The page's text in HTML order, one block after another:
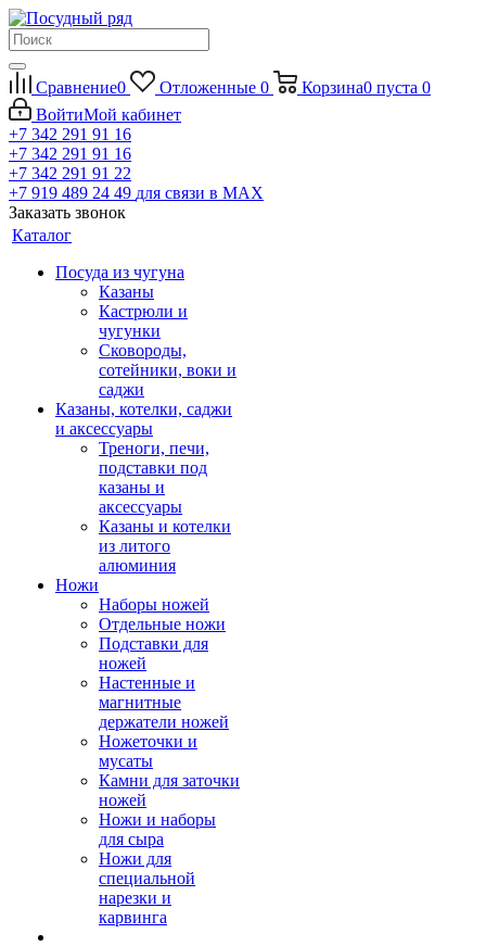
Сравнение0 Отложенные 0 Корзина0 пуста 0
ВойтиМой кабинет
+7 342 291 91 16
+7 342 291 91 16
+7 342 291 91 22
+7 919 489 24 49 для связи в МАХ
Заказать звонок
Каталог
Посуда из чугуна
Казаны
Кастрюли и
чугунки
Сковороды,
сотейники, воки и
саджи
Казаны, котелки, саджи
и аксессуары
Треноги, печи,
подставки под
казаны и
аксессуары
Казаны и котелки
из литого
алюминия
Ножи
Наборы ножей
Отдельные ножи
Подставки для
ножей
Настенные и
магнитные
держатели ножей
Ножеточки и
мусаты
Камни для заточки
ножей
Ножи и наборы
для сыра
Ножи для
специальной
нарезки и
карвинга